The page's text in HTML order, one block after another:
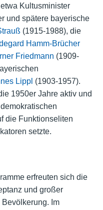
Kultusminister
und spätere bayerische
(1915-1988), die
Hamm-Brücher
Friedmann (1909-
Lippl (1903-1957).
1950er Jahre aktiv und
die Funktionseliten
setzte.
erfreuten sich die
und großer
Im